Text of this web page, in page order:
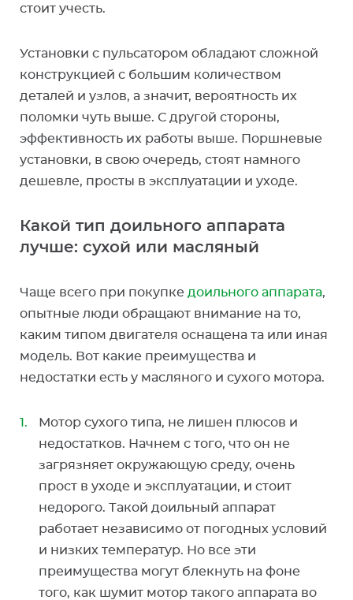
стоит учесть.
Установки с пульсатором обладают сложной
конструкцией с большим количеством
деталей и узлов, а значит, вероятность их
поломки чуть выше. С другой стороны,
эффективность их работы выше. Поршневые
установки, в свою очередь, стоят намного
дешевле, просты в эксплуатации и уходе.
Какой тип доильного аппарата
лучше: сухой или масляный
Чаще всего при покупке доильного аппарата,
опытные люди обращают внимание на то,
каким типом двигателя оснащена та или иная
модель. Вот какие преимущества и
недостатки есть у масляного и сухого мотора.
Мотор сухого типа, не лишен плюсов и
недостатков. Начнем с того, что он не
загрязняет окружающую среду, очень
прост в уходе и эксплуатации, и стоит
недорого. Такой доильный аппарат
работает независимо от погодных условий
и низких температур. Но все эти
преимущества могут блекнуть на фоне
того, как шумит мотор такого аппарата во